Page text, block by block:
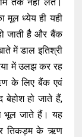
मूल ध्येय ही यही
जाती हैै और बैंक
में डाल इतिश्री
में उलझ कर रह
के लिए बैंक एवं
हो जाते हैं,
भूल जाते हैं। यह
तिकड़म के ऋण